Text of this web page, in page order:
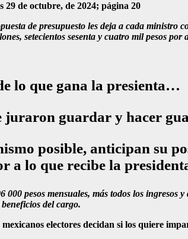
de octubre, de 2024; página 20
de presupuesto les deja a cada
setecientos sesenta y cuatro mil pesos por
lo que gana la presienta…
juraron guardar y hacer
posible, anticipan su
a lo que recibe la
pesos mensuales, más todos los
del cargo.
electores decidan si los quiere